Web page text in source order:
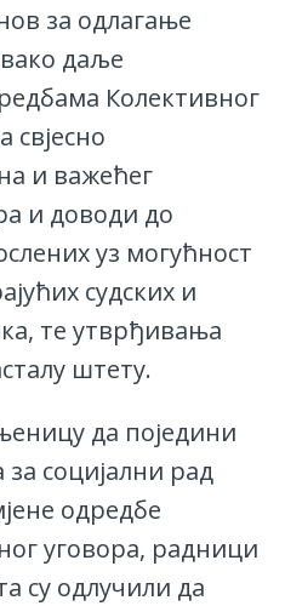
за одлагање
даље
Колективног
свјесно
и важећег
и доводи до
уз могућност
судских и
те утврђивања
штету.
да поједини
социјални рад
одредбе
уговора, радници
су одлучили да